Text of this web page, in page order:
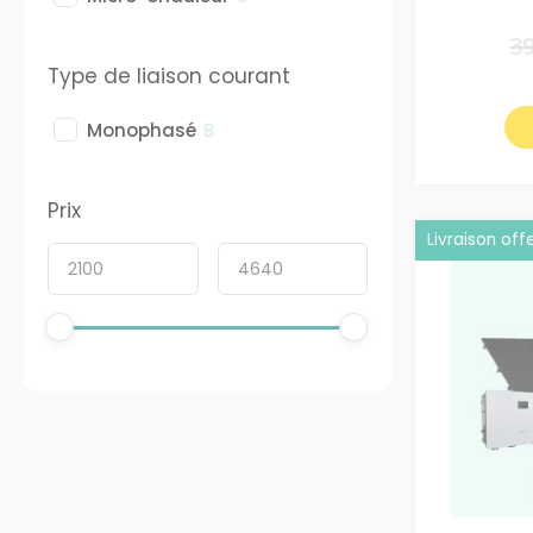
Type de liaison courant
Monophasé 8
Prix
Livraison